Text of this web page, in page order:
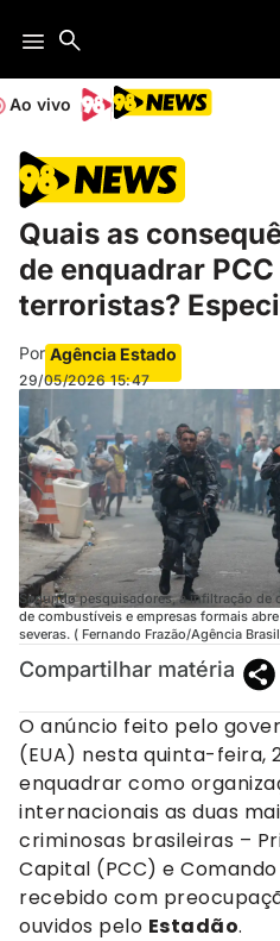
Ao vivo
Quais as
de enquadrar
terroristas?
Por Agência Estado
29/05/2026 15:47
Segundo pesquisadores, a infiltração
de combustíveis e empresas formais
severas. ( Fernando Frazão/Agência
Compartilhar matéria
O anúncio feito pelo
(EUA) nesta quinta-feira,
enquadrar como
internacionais as duas
criminosas brasileiras –
Capital (PCC) e
recebido com
ouvidos pelo Estadão.